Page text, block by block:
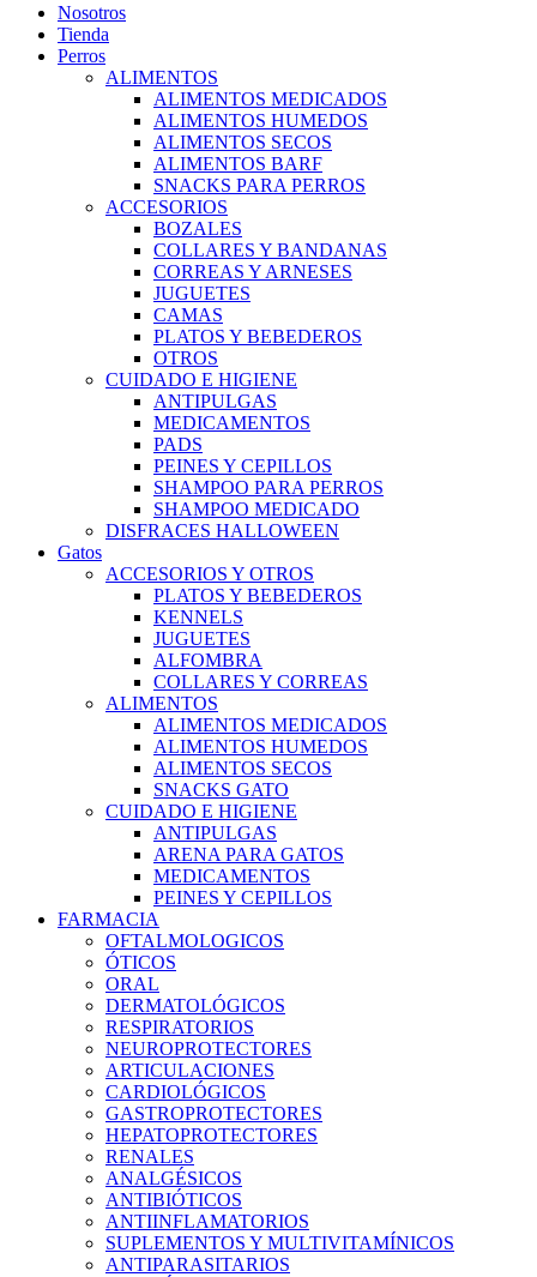
Nosotros
Tienda
Perros
ALIMENTOS
ALIMENTOS MEDICADOS
ALIMENTOS HUMEDOS
ALIMENTOS SECOS
ALIMENTOS BARF
SNACKS PARA PERROS
ACCESORIOS
BOZALES
COLLARES Y BANDANAS
CORREAS Y ARNESES
JUGUETES
CAMAS
PLATOS Y BEBEDEROS
OTROS
CUIDADO E HIGIENE
ANTIPULGAS
MEDICAMENTOS
PADS
PEINES Y CEPILLOS
SHAMPOO PARA PERROS
SHAMPOO MEDICADO
DISFRACES HALLOWEEN
Gatos
ACCESORIOS Y OTROS
PLATOS Y BEBEDEROS
KENNELS
JUGUETES
ALFOMBRA
COLLARES Y CORREAS
ALIMENTOS
ALIMENTOS MEDICADOS
ALIMENTOS HUMEDOS
ALIMENTOS SECOS
SNACKS GATO
CUIDADO E HIGIENE
ANTIPULGAS
ARENA PARA GATOS
MEDICAMENTOS
PEINES Y CEPILLOS
FARMACIA
OFTALMOLOGICOS
ÓTICOS
ORAL
DERMATOLÓGICOS
RESPIRATORIOS
NEUROPROTECTORES
ARTICULACIONES
CARDIOLÓGICOS
GASTROPROTECTORES
HEPATOPROTECTORES
RENALES
ANALGÉSICOS
ANTIBIÓTICOS
ANTIINFLAMATORIOS
SUPLEMENTOS Y MULTIVITAMÍNICOS
ANTIPARASITARIOS